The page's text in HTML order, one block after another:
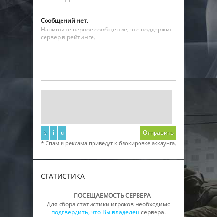
Сообщений нет.
Напишите первое сообщение, это поддержит
сервер в рейтинге.
b i u Отправить
* Спам и реклама приведут к блокировке аккаунта.
СТАТИСТИКА
ПОСЕЩАЕМОСТЬ СЕРВЕРА
Для сбора статистики игроков необходимо
подтвердить, что Вы владелецсервера.